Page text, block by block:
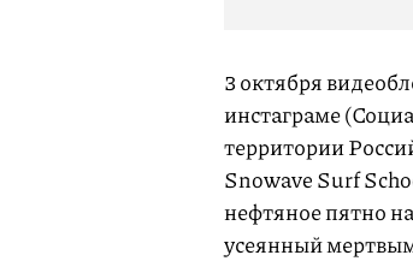
3 октября
инстаграме
территории
Snowave Surf
нефтяное пятно
усеянный